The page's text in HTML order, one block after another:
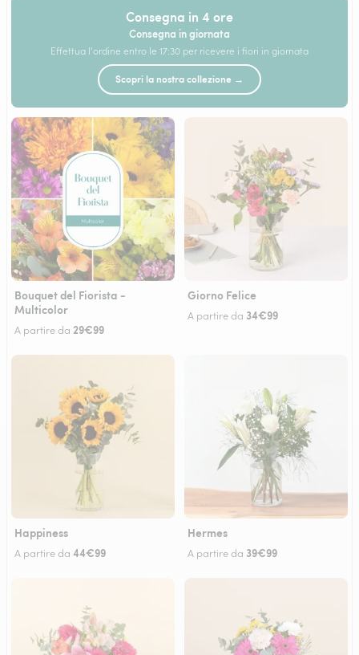
Consegna in 4 ore
Consegna in giornata
Effettua l'ordine entro le 17:30 per ricevere i fiori in giornata
Scopri la nostra collezione →
Bouquet del Fiorista -
Multicolor
A partire da 29€99
Giorno Felice
A partire da 34€99
Happiness
A partire da 44€99
Hermes
A partire da 39€99